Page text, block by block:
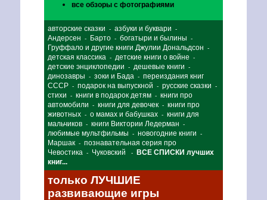
все обзоры с фотографиями
авторские сказки - азбуки и буквари -
Андерсен - Барто - богатыри и былины -
Груффало и другие книги Джулии Дональдсон -
детская классика - детские книги о войне -
детские энциклопедии - дешевые книги -
динозавры - зоки и Бада - переиздания книг
СССР - подарок на выпускной - русские сказки -
стихи - книги в подарок детям - книги про
автомобили - книги для девочек - книги про
животных - о мамах и бабушках - книги для
мальчиков - книги Виктории Ледерман -
любимые мультфильмы - новогодние книги -
Маршак - познавательная серия про
Чевостика - Чуковский -
ВСЕ СПИСКИ лучших
книг...
только ЛУЧШИЕ
развивающие игры